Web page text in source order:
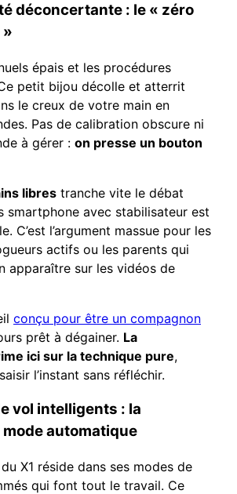
déconcertante : le « zéro
épais et les procédures
petit bijou décolle et atterrit
le creux de votre main en
Pas de calibration obscure ni
à gérer : on presse un bouton
libres tranche vite le débat
smartphone avec stabilisateur est
C’est l’argument massue pour les
actifs ou les parents qui
apparaître sur les vidéos de
conçu pour être un compagnon
prêt à dégainer. La
ici sur la technique pure,
l’instant sans réfléchir.
vol intelligents : la
automatique
X1 réside dans ses modes de
qui font tout le travail. Ce